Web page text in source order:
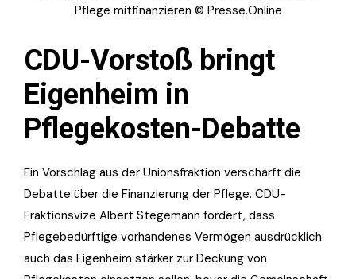
Pflege mitfinanzieren © Presse.Online
CDU-Vorstoß bringt
Eigenheim in
Pflegekosten-Debatte
Ein Vorschlag aus der Unionsfraktion verschärft die
Debatte über die Finanzierung der Pflege. CDU-
Fraktionsvize Albert Stegemann fordert, dass
Pflegebedürftige vorhandenes Vermögen ausdrücklich
auch das Eigenheim stärker zur Deckung von